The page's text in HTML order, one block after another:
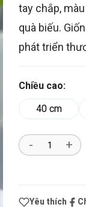
tay chắp,
quà biếu.
phát triển
Chiều cao:
40 cm
Số
lượng
Yêu thích